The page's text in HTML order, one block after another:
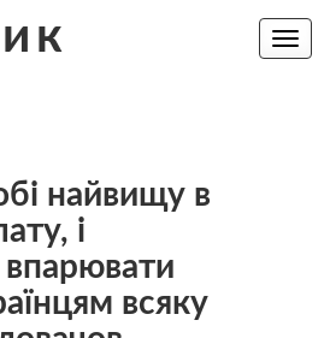
Toggle
найвищу в
і
всяку